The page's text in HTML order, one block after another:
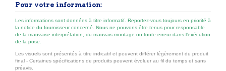
Pour votre information:
Les informations sont données à titre informatif. Reportez-vous toujours en priorité à
la notice du fournisseur concerné. Nous ne pouvons être tenus pour responsable
de la mauvaise interprétation, du mauvais montage ou toute erreur dans l’exécution
de la pose.
Les visuels sont présentés à titre indicatif et peuvent différer légèrement du produit
final - Certaines spécifications de produits peuvent évoluer au fil du temps et sans
préavis.